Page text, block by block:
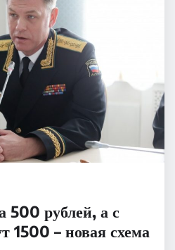
500 рублей, а с
1500 – новая схема